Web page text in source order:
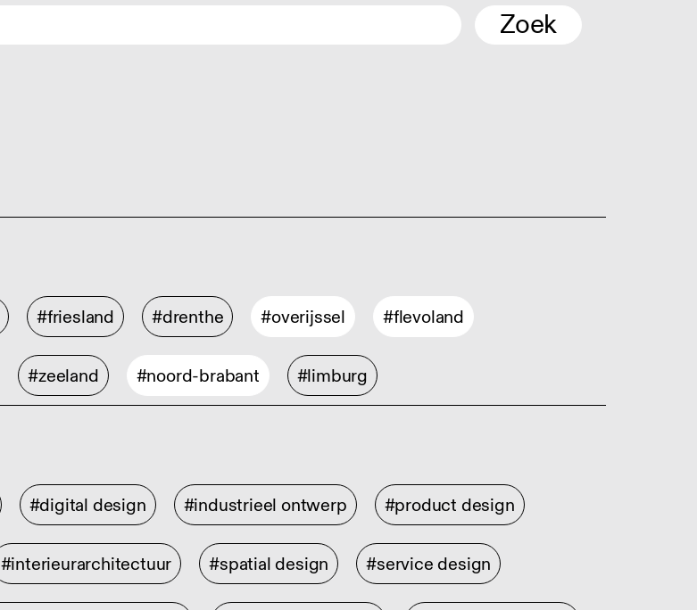
Zoek
#friesland #drenthe #overijssel #flevoland
#zeeland #noord-brabant #limburg
#digital design #industrieel ontwerp #product design
#interieurarchitectuur #spatial design #service design